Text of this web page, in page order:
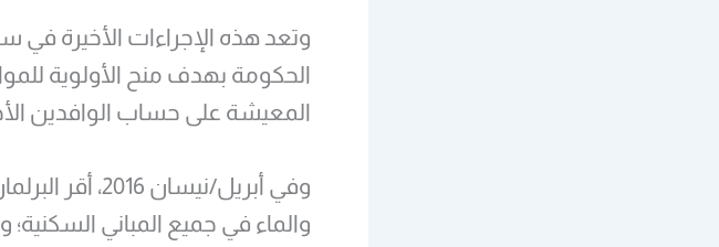
وتعد هذه الإجراءات الأخيرة
الحكومة بهدف منح الأولوية
المعيشة على حساب الوافدين
وفي أبريل/نيسان
والماء في جميع المباني